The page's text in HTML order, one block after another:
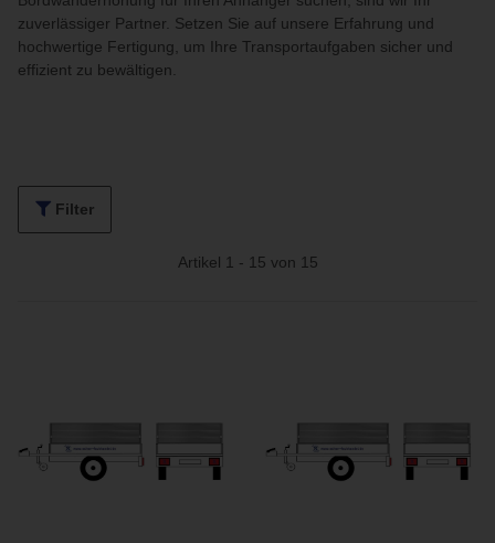
zuverlässiger Partner. Setzen Sie auf unsere Erfahrung und
hochwertige Fertigung, um Ihre Transportaufgaben sicher und
effizient zu bewältigen.
Filter
Artikel 1 - 15 von 15